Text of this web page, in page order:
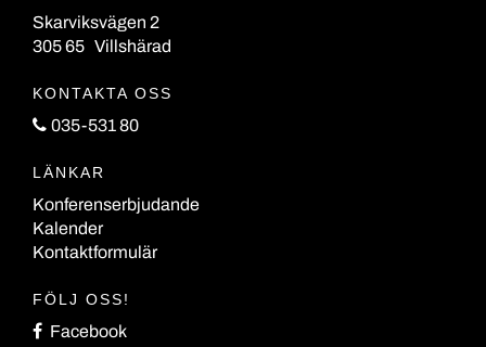
Skarviksvägen 2
305 65 Villshärad
KONTAKTA OSS
035-531 80
LÄNKAR
Konferenserbjudande
Kalender
Kontaktformulär
FÖLJ OSS!
Facebook